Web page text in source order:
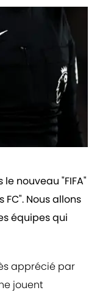
nouveau "FIFA"
Nous allons
équipes qui
apprécié par
jouent